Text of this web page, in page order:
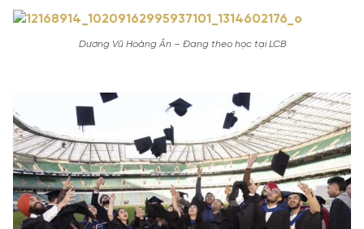
Dương Vũ Hoàng Ân – Đang theo học tại LCB